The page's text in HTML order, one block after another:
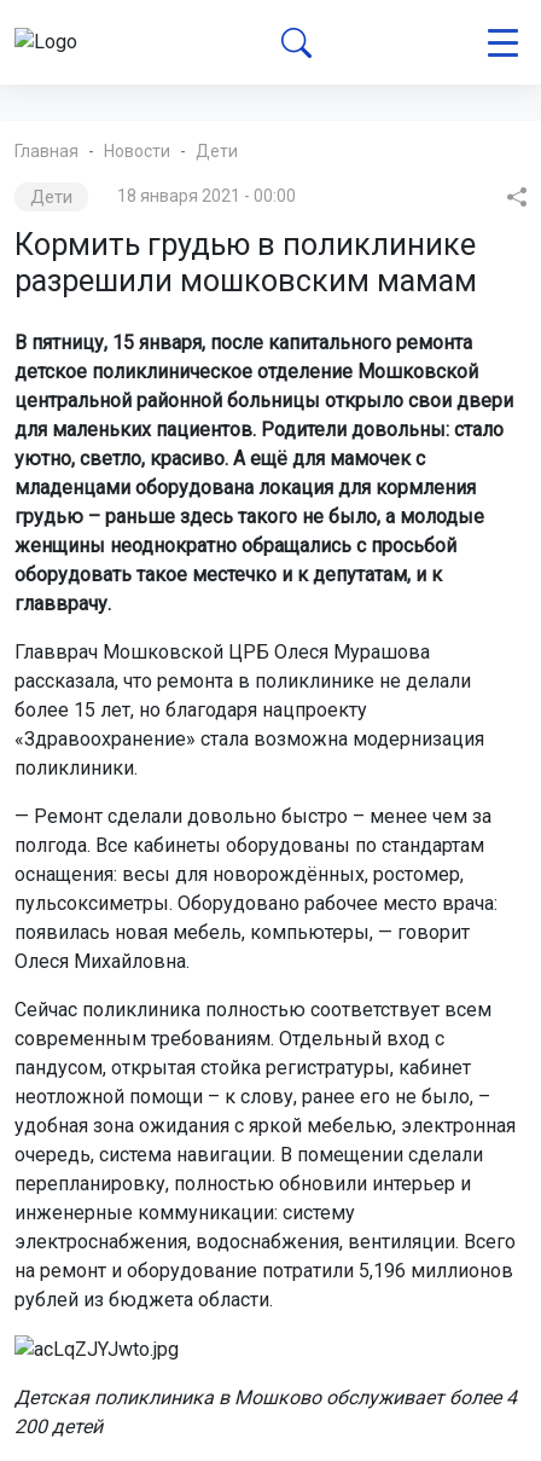
Главная Новости Дети
Дети 18 января 2021 - 00:00
Кормить грудью в поликлинике
разрешили мошковским мамам
В пятницу, 15 января, после капитального ремонта
детское поликлиническое отделение Мошковской
центральной районной больницы открыло свои двери
для маленьких пациентов. Родители довольны: стало
уютно, светло, красиво. А ещё для мамочек с
младенцами оборудована локация для кормления
грудью – раньше здесь такого не было, а молодые
женщины неоднократно обращались с просьбой
оборудовать такое местечко и к депутатам, и к
главврачу.
Главврач Мошковской ЦРБ Олеся Мурашова
рассказала, что ремонта в поликлинике не делали
более 15 лет, но благодаря нацпроекту
«Здравоохранение» стала возможна модернизация
поликлиники.
— Ремонт сделали довольно быстро – менее чем за
полгода. Все кабинеты оборудованы по стандартам
оснащения: весы для новорождённых, ростомер,
пульсоксиметры. Оборудовано рабочее место врача:
появилась новая мебель, компьютеры, — говорит
Олеся Михайловна.
Сейчас поликлиника полностью соответствует всем
современным требованиям. Отдельный вход с
пандусом, открытая стойка регистратуры, кабинет
неотложной помощи – к слову, ранее его не было, –
удобная зона ожидания с яркой мебелью, электронная
очередь, система навигации. В помещении сделали
перепланировку, полностью обновили интерьер и
инженерные коммуникации: систему
электроснабжения, водоснабжения, вентиляции. Всего
на ремонт и оборудование потратили 5,196 миллионов
рублей из бюджета области.
Детская поликлиника в Мошково обслуживает более 4
200 детей